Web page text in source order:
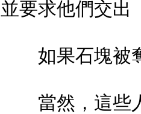
並要求他們交出
如果石塊被奪
當然，這些人